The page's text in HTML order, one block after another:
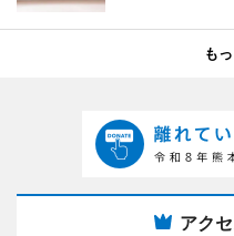
も
アク